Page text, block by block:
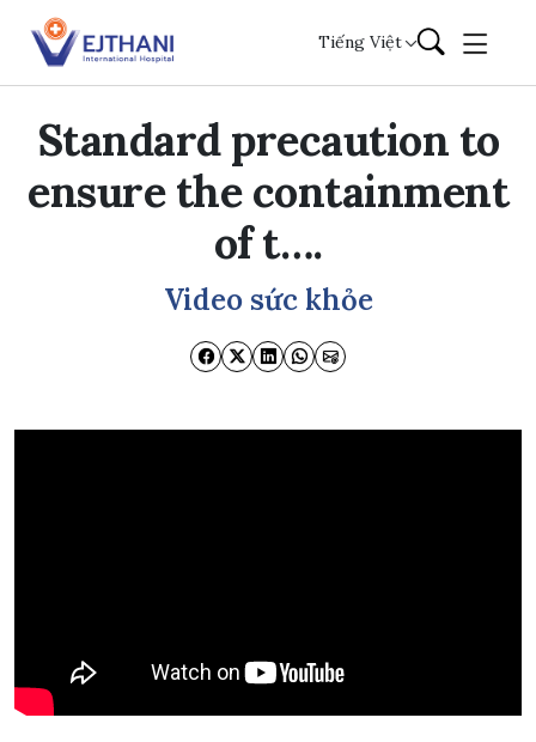
Skip to content
Tiếng Việt
Standard precaution to
ensure the containment
of t….
Video sức khỏe